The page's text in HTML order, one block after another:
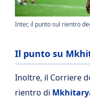
Inter, il punto sul rientro
Il punto su
Inoltre, il Corriere
rientro di